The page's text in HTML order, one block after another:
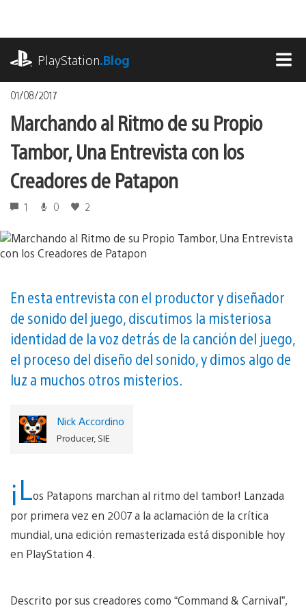
contenido
PlayStation.Blog
01/08/2017
Marchando al Ritmo de su Propio
Tambor, Una Entrevista con los
Creadores de Patapon
1 0 2
En esta entrevista con el productor y diseñador
de sonido del juego, discutimos la misteriosa
identidad de la voz detrás de la canción del juego,
el proceso del diseño del sonido, y dimos algo de
luz a muchos otros misterios.
Nick Accordino
Producer, SIE
¡Los Patapons marchan al ritmo del tambor! Lanzada
por primera vez en 2007 a la aclamación de la crítica
mundial, una edición remasterizada está disponible hoy
en PlayStation 4.
Descrito por sus creadores como “Command & Carnival”,